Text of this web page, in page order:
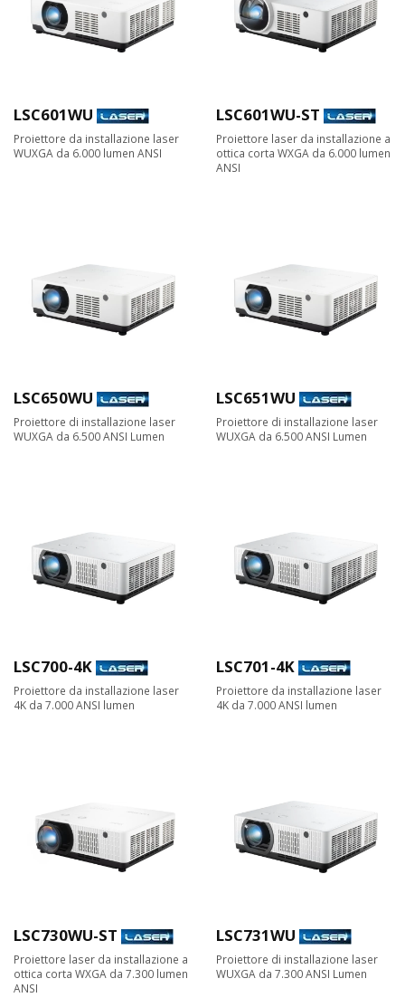
LSC601WU
Proiettore da installazione laser
WUXGA da 6.000 lumen ANSI
LSC601WU-ST
Proiettore laser da installazione a
ottica corta WXGA da 6.000 lumen
ANSI
LSC650WU
Proiettore di installazione laser
WUXGA da 6.500 ANSI Lumen
LSC651WU
Proiettore di installazione laser
WUXGA da 6.500 ANSI Lumen
LSC700-4K
Proiettore da installazione laser
4K da 7.000 ANSI lumen
LSC701-4K
Proiettore da installazione laser
4K da 7.000 ANSI lumen
LSC730WU-ST
Proiettore laser da installazione a
ottica corta WXGA da 7.300 lumen
ANSI
LSC731WU
Proiettore di installazione laser
WUXGA da 7.300 ANSI Lumen